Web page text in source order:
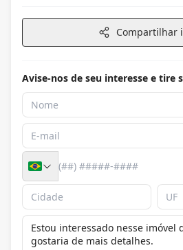
Compartilhar
Avise-nos de seu interesse e tire